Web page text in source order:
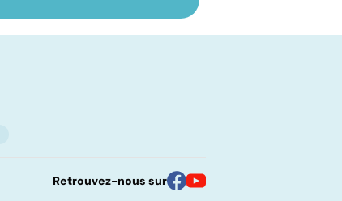
cerveau
Retrouvez-nous sur